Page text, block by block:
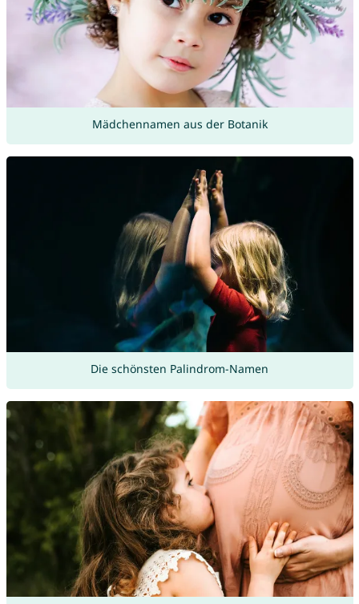
Mädchennamen aus der Botanik
Die schönsten Palindrom-Namen